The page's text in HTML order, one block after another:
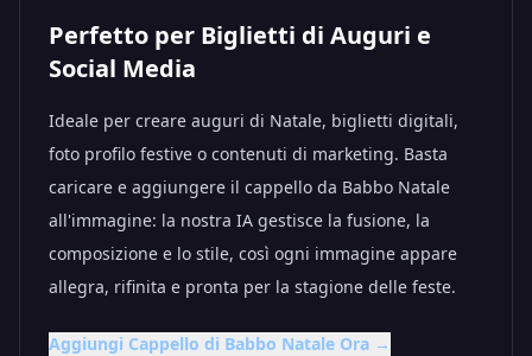
Perfetto per Biglietti di Auguri e
Social Media
Ideale per creare auguri di Natale, biglietti digitali,
foto profilo festive o contenuti di marketing. Basta
caricare e aggiungere il cappello da Babbo Natale
all'immagine: la nostra IA gestisce la fusione, la
composizione e lo stile, così ogni immagine appare
allegra, rifinita e pronta per la stagione delle feste.
Aggiungi Cappello di Babbo Natale Ora →